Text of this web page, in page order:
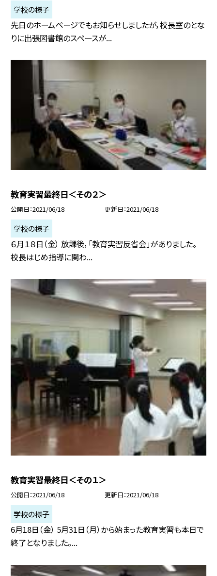
学校の様子
先日のホームページでもお知らせしましたが，校長室のとな
りに出張図書館のスペースが...
教育実習最終日＜その２＞
公開日 2021/06/18 更新日 2021/06/18
学校の様子
６月１８日（金） 放課後，「教育実習反省会」がありました。
校長はじめ指導に関わ...
教育実習最終日＜その１＞
公開日 2021/06/18 更新日 2021/06/18
学校の様子
6月18日（金） 5月31日（月）から始まった教育実習も本日で
終了となりました。...